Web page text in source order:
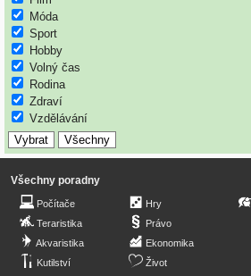
Móda
Sport
Hobby
Volný čas
Rodina
Zdraví
Vzdělávání
Všechny poradny
Počítače
Teraristika
Akvaristika
Kutilství
Hry
Právo
Ekonomika
Život